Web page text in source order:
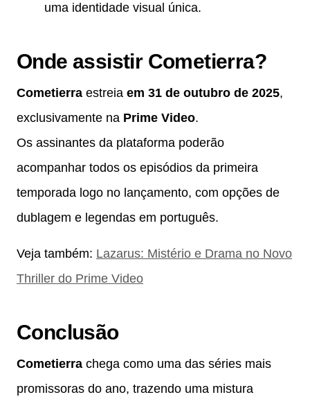
uma identidade visual única.
Onde assistir Cometierra?
Cometierra estreia em 31 de outubro de 2025,
exclusivamente na Prime Video.
Os assinantes da plataforma poderão
acompanhar todos os episódios da primeira
temporada logo no lançamento, com opções de
dublagem e legendas em português.
Veja também: Lazarus: Mistério e Drama no Novo
Thriller do Prime Video
Conclusão
Cometierra chega como uma das séries mais
promissoras do ano, trazendo uma mistura